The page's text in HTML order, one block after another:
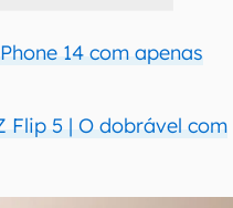
14 com apenas
Flip 5 | O dobrável com